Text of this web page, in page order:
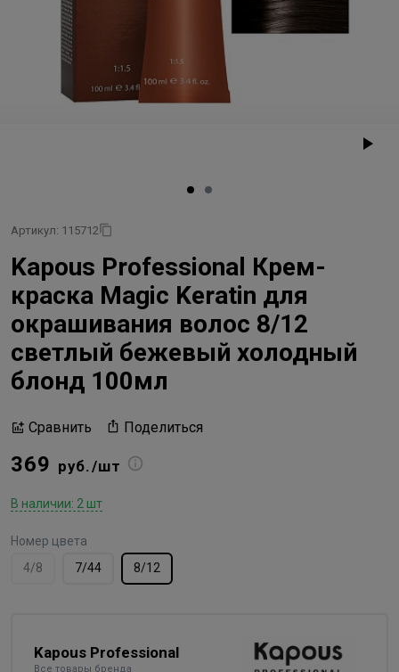
Артикул: 115712
Kapous Professional Крем-
краска Magic Keratin для
окрашивания волос 8/12
светлый бежевый холодный
блонд 100мл
Сравнить Поделиться
369 руб./шт
В наличии: 2 шт
Номер цвета
4/8
7/44 8/12
Kapous Professional
Все товары бренда